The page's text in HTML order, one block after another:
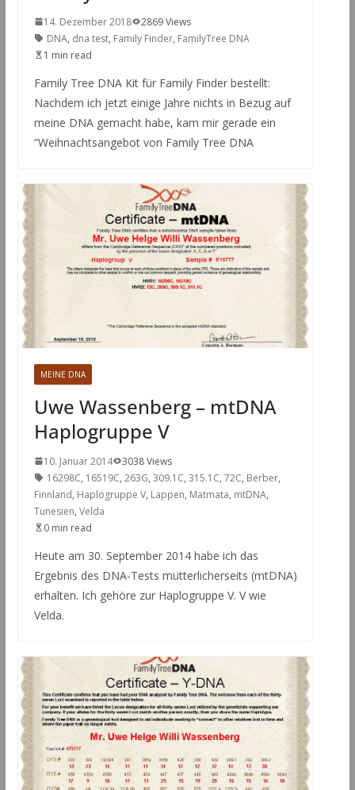
14. Dezember 2018
2869 Views
DNA, dna test, Family Finder, FamilyTree DNA
1 min read
Family Tree DNA Kit für Family Finder bestellt:
Nachdem ich jetzt einige Jahre nichts in Bezug auf
meine DNA gemacht habe, kam mir gerade ein
“Weihnachtsangebot von Family Tree DNA
MEINE DNA
Uwe Wassenberg – mtDNA
Haplogruppe V
10. Januar 2014
3038 Views
16298C, 16519C, 263G, 309.1C, 315.1C, 72C, Berber,
Finnland, Haplogruppe V, Lappen, Matmata, mtDNA,
Tunesien, Velda
0 min read
Heute am 30. September 2014 habe ich das
Ergebnis des DNA-Tests mütterlicherseits (mtDNA)
erhalten. Ich gehöre zur Haplogruppe V. V wie
Velda.